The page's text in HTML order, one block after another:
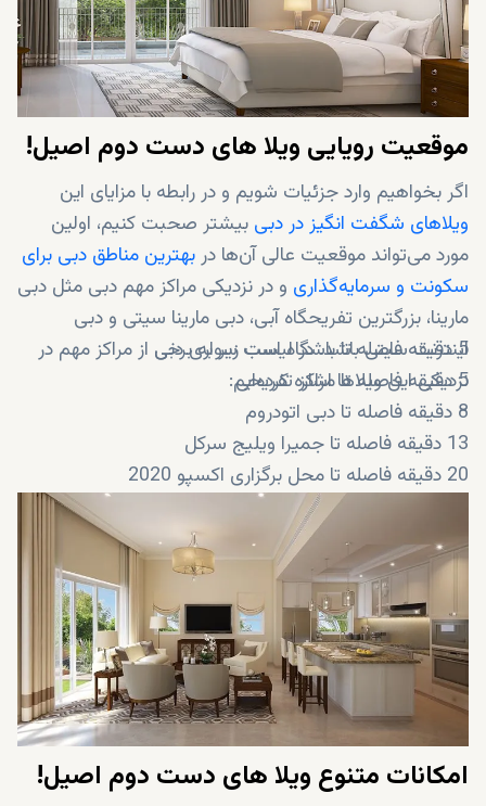
پرطرفدار و مراکز سرگرمی پرطرفداری مثل باشگاه گلف عربین
رنچز و باشگاه اسب سواری دبی لذت ببرند.
موقعیت رویایی ویلا های دست دوم اصیل!
اگر بخواهیم وارد جزئیات شویم و در رابطه با مزایای این
ویلاهای شگفت انگیز در دبی بیشتر صحبت کنیم، اولین
مورد می‌تواند موقعیت عالی آن‌ها دربهترین مناطق دبی برای
سکونت و سرمایه‌گذاری و در نزدیکی مراکز مهم دبی مثل دبی
مارینا، بزرگترین تفریحگاه آبی، دبی مارینا سیتی و دبی
اینترنت سیتی باشد. در لیست زیر به برخی از مراکز مهم در
نزدیکی این ویلاها اشاره کرده‌ایم:
5 دقیقه فاصله تا باشگاه اسب سواری دبی
5 دقیقه فاصله تا مراکز تفریحی
8 دقیقه فاصله تا دبی اتودروم
13 دقیقه فاصله تا جمیرا ویلیج سرکل
20 دقیقه فاصله تا محل برگزاری اکسپو 2020
25 دقیقه فاصله تا برج خلیفه
امکانات متنوع ویلا های دست دوم اصیل!